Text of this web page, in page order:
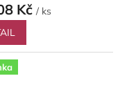
Kč / ks